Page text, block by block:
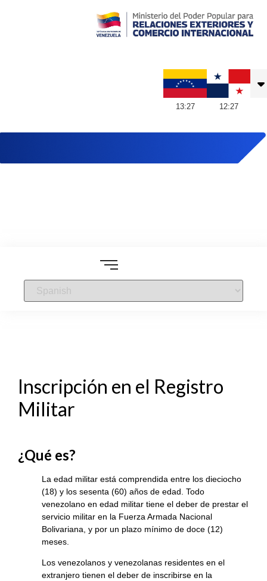
13:27 12:27
Inscripción en el Registro
Militar
¿Qué es?
La edad militar está comprendida entre los dieciocho
(18) y los sesenta (60) años de edad. Todo
venezolano en edad militar tiene el deber de prestar el
servicio militar en la Fuerza Armada Nacional
Bolivariana, y por un plazo mínimo de doce (12)
meses.
Los venezolanos y venezolanas residentes en el
extranjero tienen el deber de inscribirse en la